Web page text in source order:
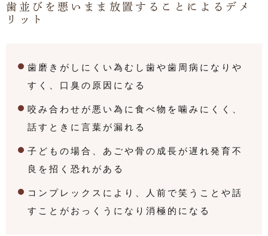
歯並びを悪いまま放置することによるデメ
リット
歯磨きがしにくい為むし歯や歯周病になりや
すく、口臭の原因になる
咬み合わせが悪い為に食べ物を噛みにくく、
話すときに言葉が漏れる
子どもの場合、あごや骨の成長が遅れ発育不
良を招く恐れがある
コンプレックスにより、人前で笑うことや話
すことがおっくうになり消極的になる